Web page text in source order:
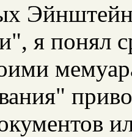
я понял